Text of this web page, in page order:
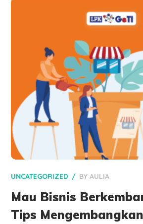
UNCATEGORIZED BYAULIA
Mau Bisnis
Tips